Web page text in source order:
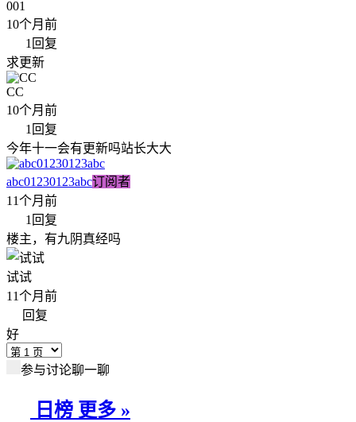
001
10个月前
1 回复
求更新
CC
10个月前
1 回复
今年十一会有更新吗站长大大
abc01230123abc订阅者
11个月前
1 回复
楼主，有九阴真经吗
试试
11个月前
回复
好
参与讨论聊一聊
日榜 更多 »